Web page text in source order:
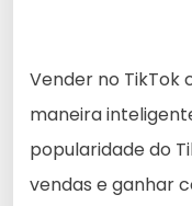
Vender no TikTok
maneira
popularidade do
vendas e ganhar